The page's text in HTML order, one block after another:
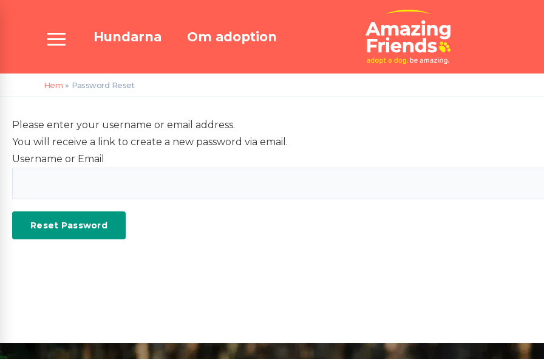
Hundarna Om adoption
Hem Password Reset
Please enter your username or email address.
You will receive a link to create a new password via email.
Username or Email